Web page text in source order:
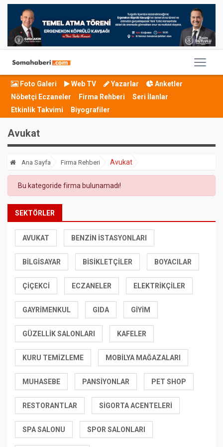
Foto Galeri Web TV Yazarlar
Anketler
Nöbetçi Eczaneler
Firma Rehberi
Seri İlanlar
Etkinlik Takvimi
Biyografiler
Avukat
Ana Sayfa Firma Rehberi Avukat
Bu kategoride firma bulunamadı!
SEKTÖRLER
AVUKAT BENZIN İSTASYONLARI
BILGISAYAR BISIKLETÇILER BOYACILAR
ÇIÇEKCI ECZANELER ELEKTRIKÇILER
GAYRIMENKUL GIDA GIYIM
GÜZELLIK SALONLARI KAFELER
KURU TEMIZLEME MOBILYA MAĞAZALARI
MUHASEBE PANSIYONLAR PET SHOP
RESTORANTLAR SIGORTA ACENTELERI
SPA SALONU SPOR SALONLARI